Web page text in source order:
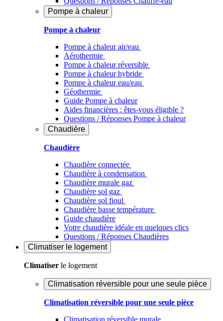
Pompe à chaleur
Pompe à chaleur
Pompe à chaleur air/eau
Aérothermie
Pompe à chaleur réversible
Pompe à chaleur hybride
Pompe à chaleur​ eau/eau
Géothermie
Guide Pompe à chaleur
Aides financières : êtes-vous éligible ?
Questions / Réponses Pompe à chaleur
Chaudière
Chaudière
Chaudière connectée
Chaudière à condensation
Chaudière murale gaz
Chaudière sol gaz
Chaudière sol fioul
Chaudière basse température
Guide chaudière
Votre chaudière idéale en quelques clics
Questions / Réponses Chaudières
Climatiser le logement
Climatiser le logement
Climatisation réversible pour une seule pièce
Climatisation réversible pour une seule pièce